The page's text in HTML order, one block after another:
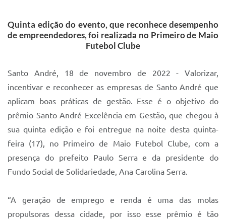
Legislação
Lista de Comorbidades
Mobilidade Urbana Sustentável
Ouvidoria da Cidade
Passe Escolar
Parque Escola
Portal da Educação
Quinta edição do evento, que reconhece desempenho
de empreendedores, foi realizada no Primeiro de Maio
Futebol Clube
Santo André, 18 de novembro de 2022 - Valorizar,
incentivar e reconhecer as empresas de Santo André que
aplicam boas práticas de gestão. Esse é o objetivo do
prêmio Santo André Excelência em Gestão, que chegou à
sua quinta edição e foi entregue na noite desta quinta-
feira (17), no Primeiro de Maio Futebol Clube, com a
presença do prefeito Paulo Serra e da presidente do
Fundo Social de Solidariedade, Ana Carolina Serra.
“A geração de emprego e renda é uma das molas
propulsoras dessa cidade, por isso esse prêmio é tão